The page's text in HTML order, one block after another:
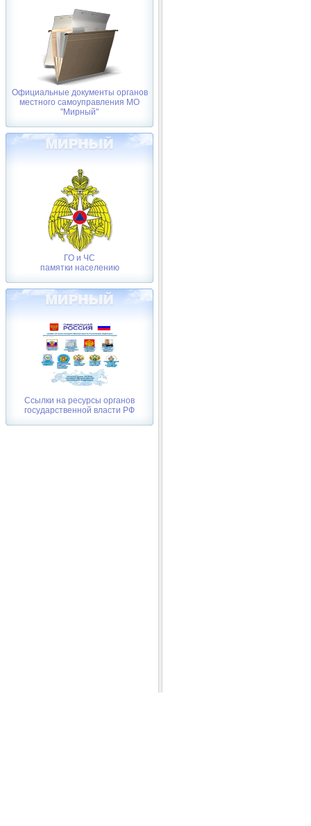
Официальные документы органов
местного самоуправления МО
"Мирный"
ГО и ЧС
памятки населению
Ссылки на ресурсы органов
государственной власти РФ